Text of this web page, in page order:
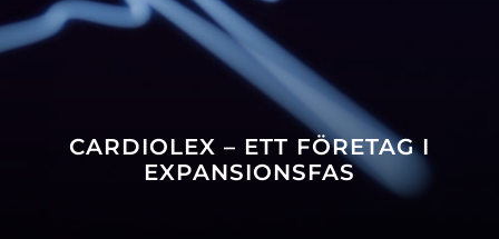
CARDIOLEX – ETT FÖRETAG I
EXPANSIONSFAS